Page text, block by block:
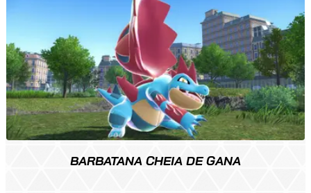
BARBATANA CHEIA DE GANA